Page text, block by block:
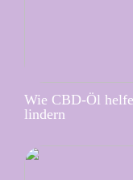
Wie CBD-Öl
lindern